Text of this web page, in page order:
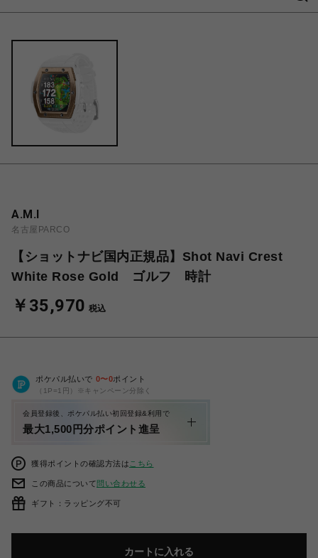
A.M.I
名古屋PARCO
【ショットナビ国内正規品】Shot Navi Crest
White Rose Gold ゴルフ 時計
￥35,970 税込
ポケパル払いで 0〜0ポイント
（1P=1円）※キャンペーン分除く
会員登録後、ポケパル払い初回登録&利用で
最大1,500円分ポイント進呈
獲得ポイントの確認方法は こちら
この商品について問い合わせる
ギフト：ラッピング不可
カートに入れる